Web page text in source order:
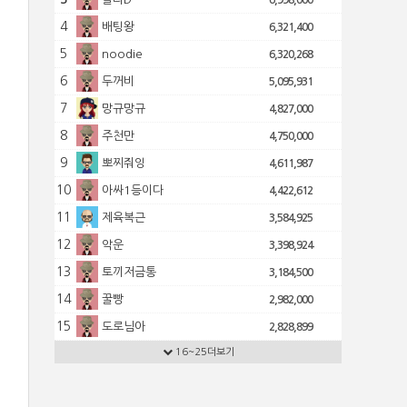
4 배팅왕 6,321,400
5 noodie 6,320,268
6 두꺼비 5,095,931
7 망규망규 4,827,000
8 주천만 4,750,000
9 뽀찌줘잉 4,611,987
10 아싸1등이다 4,422,612
11 제육복근 3,584,925
12 악운 3,398,924
13 토끼저금통 3,184,500
14 꿀빵 2,982,000
15 도로님아 2,828,899
16~25더보기